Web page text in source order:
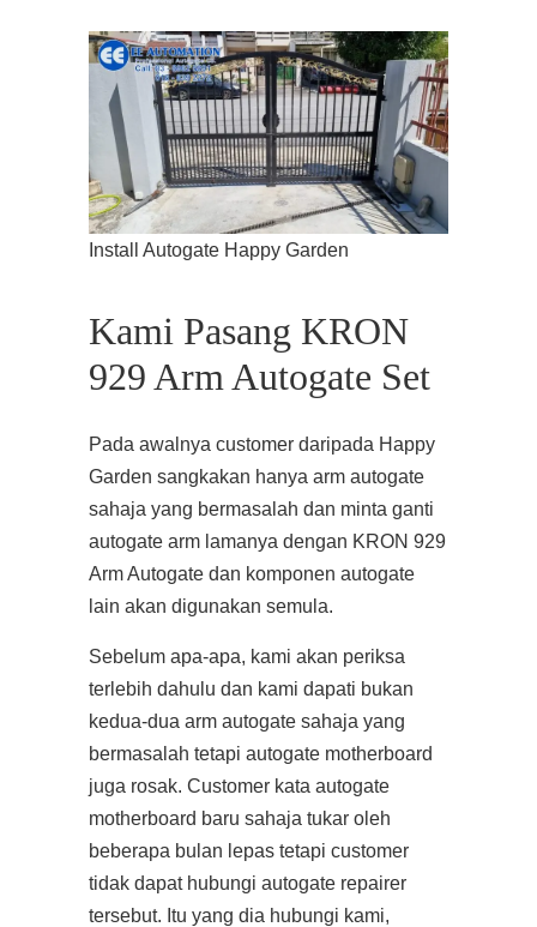
Install Autogate Happy Garden
Kami Pasang KRON
929 Arm Autogate Set
Pada awalnya customer daripada Happy
Garden sangkakan hanya arm autogate
sahaja yang bermasalah dan minta ganti
autogate arm lamanya dengan KRON 929
Arm Autogate dan komponen autogate
lain akan digunakan semula.
Sebelum apa-apa, kami akan periksa
terlebih dahulu dan kami dapati bukan
kedua-dua arm autogate sahaja yang
bermasalah tetapi autogate motherboard
juga rosak. Customer kata autogate
motherboard baru sahaja tukar oleh
beberapa bulan lepas tetapi customer
tidak dapat hubungi autogate repairer
tersebut. Itu yang dia hubungi kami,